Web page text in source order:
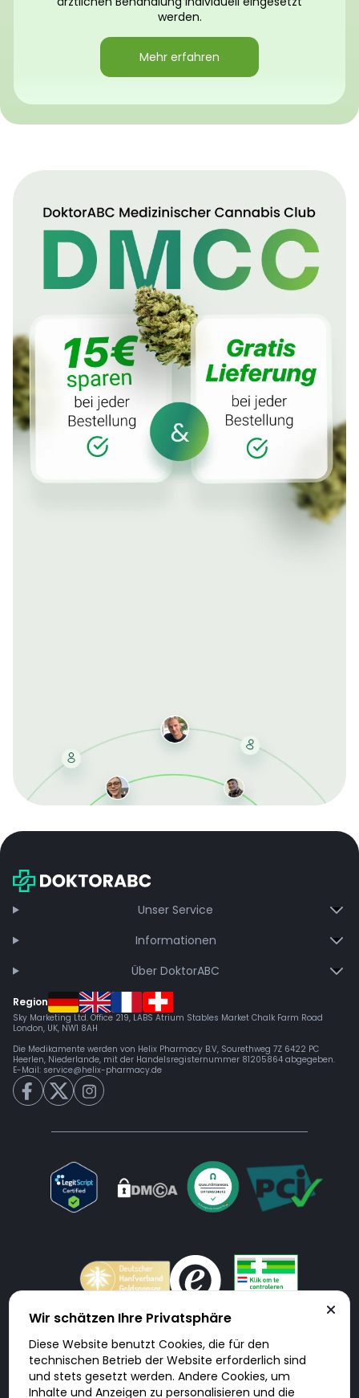
werden.
Mehr erfahren
bei jeder Bestellung, erhalten schnelle Lieferung und
Unser Service
Informationen
Über DoktorABC
Region
Sky Marketing Ltd. Office 219, LABS Atrium Stables Market Chalk Farm Road
London, UK, NW1 8AH
Die Medikamente werden von Helix Pharmacy B.V, Sourethweg 7Z 6422 PC
Heerlen, Niederlande, mit der Handelsregisternummer 81205864 abgegeben.
E-Mail: service@helix-pharmacy.de
Doktorabc.com ist eine Vermittlungsplattform. Doktorabc ist ausdrücklich
keine Internetapotheke. Doktorabc bietet keine Medikamente oder
sonstige Produkte an oder liefert diese. Jegliche Informationen zu
Produkten, Medikamenten und Preisen auf der Internetseite beinhalten
kein Angebot von Doktorabc an Sie. Für die Einhaltung der in Ihrem Land
Wir schätzen Ihre Privatsphäre
Diese Website benutzt Cookies, die für den
technischen Betrieb der Website erforderlich sind
und stets gesetzt werden. Andere Cookies, um
Inhalte und Anzeigen zu personalisieren und die